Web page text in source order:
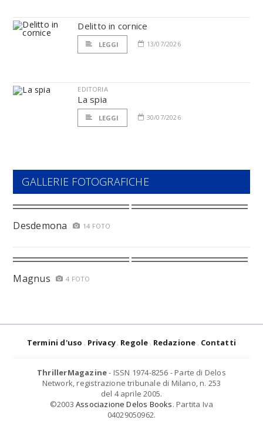
Delitto in cornice
LEGGI 13/07/2026
EDITORIA
La spia
LEGGI 30/07/2026
GALLERIE FOTOGRAFICHE
Desdemona 14 FOTO
Magnus 4 FOTO
Termini d'uso Privacy Regole Redazione Contatti
ThrillerMagazine- ISSN 1974-8256 - Parte di Delos
Network, registrazione tribunale di Milano, n. 253
del 4 aprile 2005.
©2003 Associazione Delos Books. Partita Iva
04029050962.